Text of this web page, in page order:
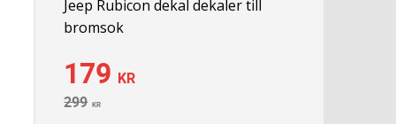
Jeep Rubicon dekal dekaler till
bromsok
Nedsatt pris:
179 KR
Ordinarie pris:
299 KR